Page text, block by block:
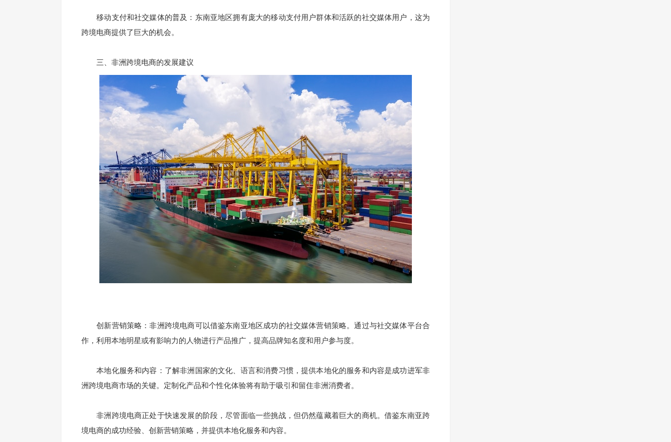
移动支付和社交媒体的普及：东南亚地区拥有庞大的移动支付用户群体和活跃的社交媒体用户，这为
跨境电商提供了巨大的机会。
三、非洲跨境电商的发展建议
创新营销策略：非洲跨境电商可以借鉴东南亚地区成功的社交媒体营销策略。通过与社交媒体平台合
作，利用本地明星或有影响力的人物进行产品推广，提高品牌知名度和用户参与度。
本地化服务和内容：了解非洲国家的文化、语言和消费习惯，提供本地化的服务和内容是成功进军非
洲跨境电商市场的关键。定制化产品和个性化体验将有助于吸引和留住非洲消费者。
非洲跨境电商正处于快速发展的阶段，尽管面临一些挑战，但仍然蕴藏着巨大的商机。借鉴东南亚跨
境电商的成功经验、创新营销策略，并提供本地化服务和内容。